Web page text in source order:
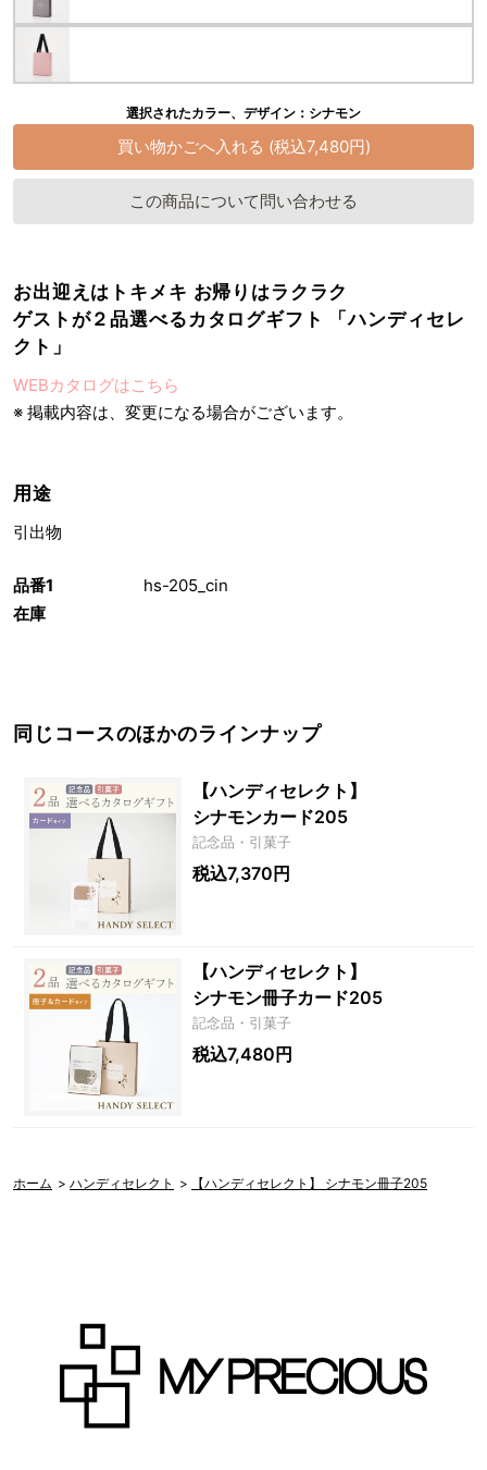
品番1
hs-205_cin
在庫
選択されたカラー、デザイン：シナモン
この商品について問い合わせる
お出迎えはトキメキ お帰りはラクラク
ゲストが２品選べるカタログギフト 「ハンディセレ
クト」
WEBカタログはこちら
※ 掲載内容は、変更になる場合がございます。
用途
引出物
同じコースのほかのラインナップ
【ハンディセレクト】
シナモンカード205
記念品・引菓子
税込7,370円
【ハンディセレクト】
シナモン冊子カード205
記念品・引菓子
税込7,480円
ホーム > ハンディセレクト > 【ハンディセレクト】 シナモン冊子205